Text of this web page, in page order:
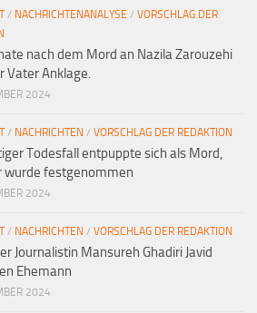
/ NACHRICHTENANALYSE / VORSCHLAG DER
nach dem Mord an Nazila Zarouzehi
Vater Anklage.
2024
/ NACHRICHTEN / VORSCHLAG DER REDAKTION
Todesfall entpuppte sich als Mord,
wurde festgenommen
2024
/ NACHRICHTEN / VORSCHLAG DER REDAKTION
Journalistin Mansureh Ghadiri Javid
Ehemann
2024